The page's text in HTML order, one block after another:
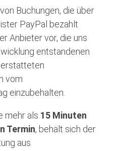
Buchungen, die über
PayPal bezahlt
Anbieter vor, die uns
entstandenen
erstatteten
vom
einzubehalten.
mehr als 15 Minuten
Termin, behält sich der
aus